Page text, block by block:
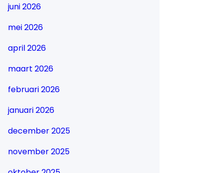
juni 2026
mei 2026
april 2026
maart 2026
februari 2026
januari 2026
december 2025
november 2025